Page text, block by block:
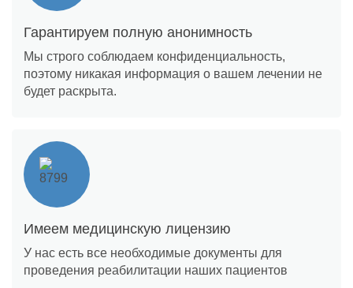
Гарантируем полную анонимность
Мы строго соблюдаем конфиденциальность,
поэтому никакая информация о вашем лечении не
будет раскрыта.
Имеем медицинскую лицензию
У нас есть все необходимые документы для
проведения реабилитации наших пациентов